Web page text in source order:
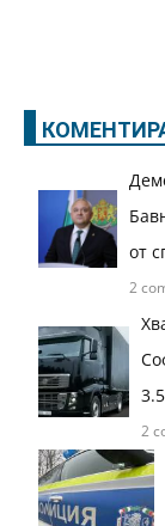
от
2
2